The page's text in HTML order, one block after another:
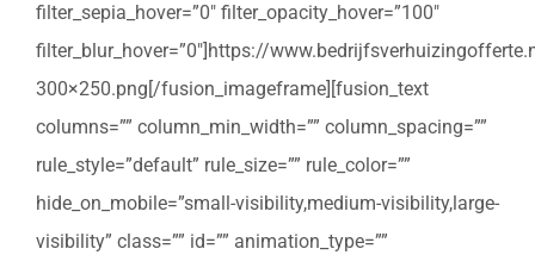
filter_sepia_hover=”0″ filter_opacity_hover=”100″
filter_blur_hover=”0″]https://
300×250.png[/fusion_imageframe][fusion_text
columns=”” column_min_width=”” column_spacing=””
rule_style=”default” rule_size=”” rule_color=””
hide_on_mobile=”small-visibility,medium-visibility,large-
visibility” class=”” id=”” animation_type=””